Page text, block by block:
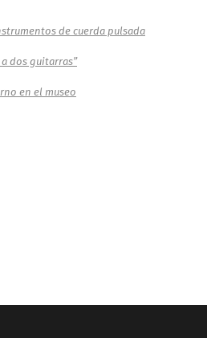
de cuerda pulsada
dos guitarras”
en el museo